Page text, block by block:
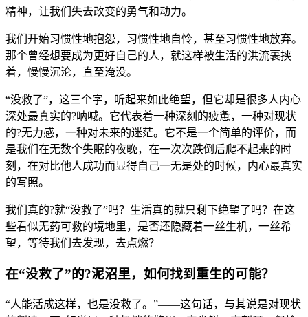
精神，让我们失去改变的勇气和动力。
我们开始习惯性地抱怨，习惯性地自怜，甚至习惯性地放弃。
那个曾经想要成为更好自己的人，就这样被生活的洪流裹挟
着，慢慢沉沦，直至淹没。
“没救了”，这三个字，听起来如此绝望，但它却是很多人内心
深处最真实的?呐喊。它代表着一种深刻的疲惫，一种对现状
的?无力感，一种对未来的迷茫。它不是一个简单的评价，而
是我们在无数个失眠的夜晚，在一次次跌倒后爬不起来的时
刻，在对比他人成功而显得自己一无是处的时候，内心最真实
的写照。
我们真的?就“没救了”吗？生活真的就只剩下绝望了吗？在这
些看似无药可救的境地里，是否还隐藏着一丝生机，一丝希
望，等待我们去发现，去点燃？
在“没救了”的?泥沼里，如何找到重生的可能？
“人能活成这样，也是没救了。”——这句话，与其说是对现状